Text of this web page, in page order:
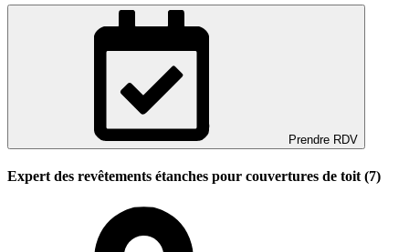
Prendre RDV
Expert des revêtements étanches pour couvertures de toit (7)